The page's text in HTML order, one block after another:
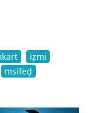
iẓmi
msifeḍ